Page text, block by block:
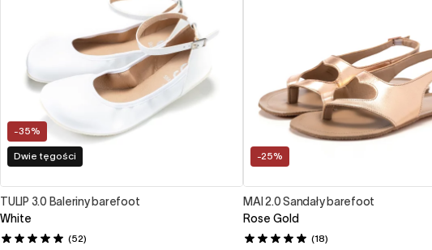
-35%
Dwie tęgości
TULIP 3.0 Baleriny barefoot
White
(52)
-25%
MAI 2.0 Sandały barefoot
Rose Gold
(18)